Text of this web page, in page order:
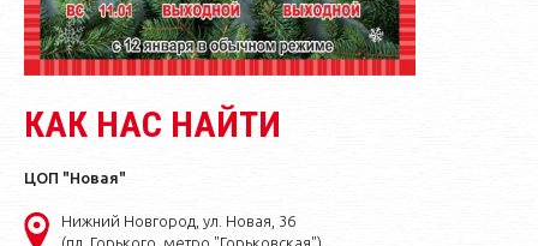
КАК НАС НАЙТИ
ЦОП "Новая"
Нижний Новгород, ул. Новая, 36